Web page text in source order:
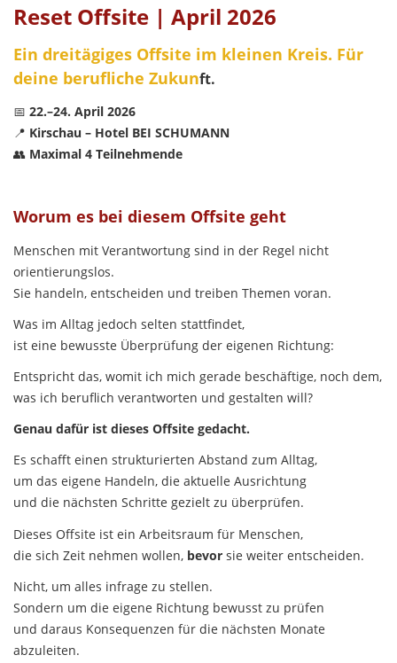
Reset Offsite | April 2026
Ein dreitägiges Offsite im kleinen Kreis. Für
deine berufliche Zukunft.
📅 22.–24. April 2026
📍 Kirschau – Hotel BEI SCHUMANN
👥 Maximal 4 Teilnehmende
Worum es bei diesem Offsite geht
Menschen mit Verantwortung sind in der Regel nicht
orientierungslos.
Sie handeln, entscheiden und treiben Themen voran.
Was im Alltag jedoch selten stattfindet,
ist eine bewusste Überprüfung der eigenen Richtung:
Entspricht das, womit ich mich gerade beschäftige, noch dem,
was ich beruflich verantworten und gestalten will?
Genau dafür ist dieses Offsite gedacht.
Es schafft einen strukturierten Abstand zum Alltag,
um das eigene Handeln, die aktuelle Ausrichtung
und die nächsten Schritte gezielt zu überprüfen.
Dieses Offsite ist ein Arbeitsraum für Menschen,
die sich Zeit nehmen wollen, bevor sie weiter entscheiden.
Nicht, um alles infrage zu stellen.
Sondern um die eigene Richtung bewusst zu prüfen
und daraus Konsequenzen für die nächsten Monate
abzuleiten.